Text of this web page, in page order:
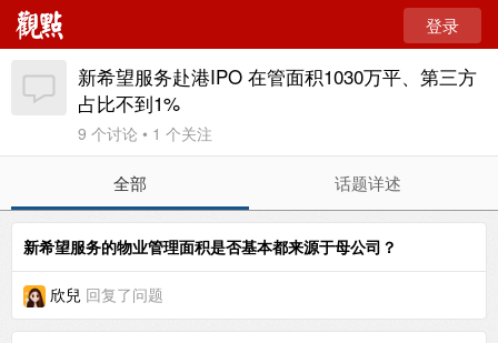
登录
新希望服务赴港IPO 在管面积1030万平、第三方
占比不到1%
9 个讨论 • 1 个关注
全部 话题详述
新希望服务的物业管理面积是否基本都来源于母公司？
欣兒 回复了问题